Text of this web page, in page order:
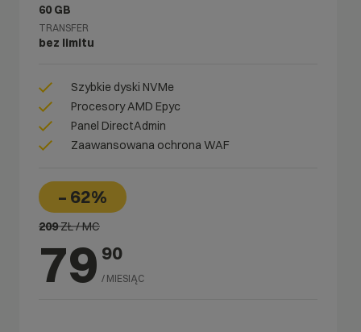
60 GB
TRANSFER
bez limitu
Szybkie dyski NVMe
Procesory AMD Epyc
Panel DirectAdmin
Zaawansowana ochrona WAF
209ZŁ / MC
– 62%
79 90
/ MIESIĄC